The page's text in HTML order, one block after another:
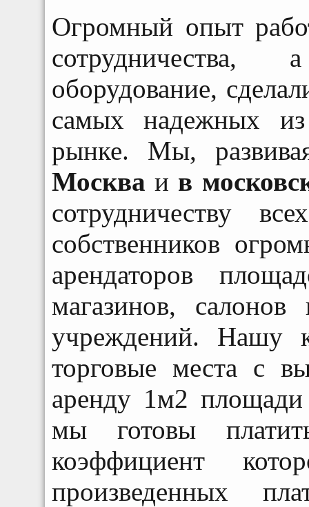
Огромный опыт
сотрудничества,
оборудование,
самых надежных из
рынке. Мы,
Москва и в
сотрудничеству
собственников
арендаторов
магазинов,
учреждений. Нашу
торговые места с
аренду 1м2 площади
мы готовы
коэффициент
произведенных